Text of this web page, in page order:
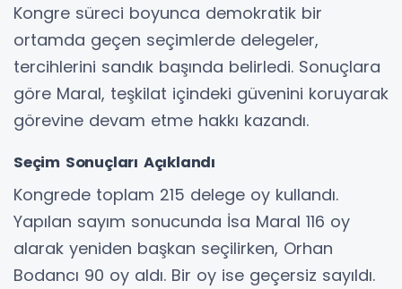
Kongre süreci boyunca demokratik bir
ortamda geçen seçimlerde delegeler,
tercihlerini sandık başında belirledi. Sonuçlara
göre Maral, teşkilat içindeki güvenini koruyarak
görevine devam etme hakkı kazandı.
Seçim Sonuçları Açıklandı
Kongrede toplam 215 delege oy kullandı.
Yapılan sayım sonucunda İsa Maral 116 oy
alarak yeniden başkan seçilirken, Orhan
Bodancı 90 oy aldı. Bir oy ise geçersiz sayıldı.